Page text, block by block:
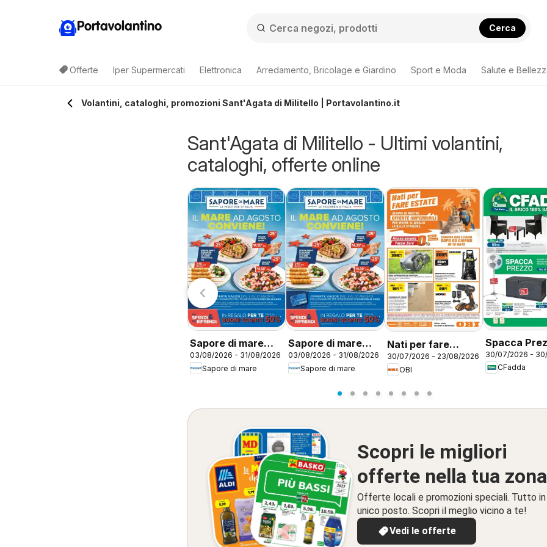
Portavolantino Cerca
Offerte Iper Supermercati Elettronica Arredamento, Bricolage e Giardino Sport e Moda Salute e
Volantini, cataloghi, promozioni Sant'Agata di Militello | Portavolantino.it
Sant'Agata di Militello - Ultimi volantini,
cataloghi, offerte online
Sapore di mare
volantino Brescia
03/08/2026 - 31/08/2026
Sapore di mare
Sapore di mare
volantino Piacenza
03/08/2026 - 31/08/2026
Sapore di mare
Nati per fare
estate
30/07/2026 - 23/08/2026
OBI
Spacca
30/07/2026 -
CFadda
Scopri le migliori
offerte nella tua zona
Offerte locali e promozioni speciali. Tutto in
unico posto. Scopri il meglio vicino a te!
Vedi le offerte